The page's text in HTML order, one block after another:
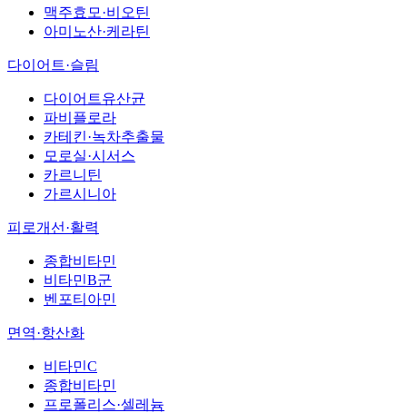
맥주효모·비오틴
아미노산·케라틴
다이어트·슬림
다이어트유산균
파비플로라
카테킨·녹차추출물
모로실·시서스
카르니틴
가르시니아
피로개선·활력
종합비타민
비타민B군
벤포티아민
면역·항산화
비타민C
종합비타민
프로폴리스·셀레늄